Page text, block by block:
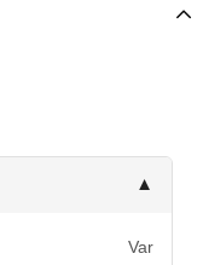
▼
Var